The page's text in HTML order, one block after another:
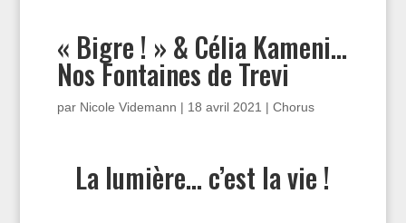
« Bigre ! » & Célia Kameni…
Nos Fontaines de Trevi
par Nicole Videmann | 18 avril 2021 | Chorus
La lumière… c’est la vie !